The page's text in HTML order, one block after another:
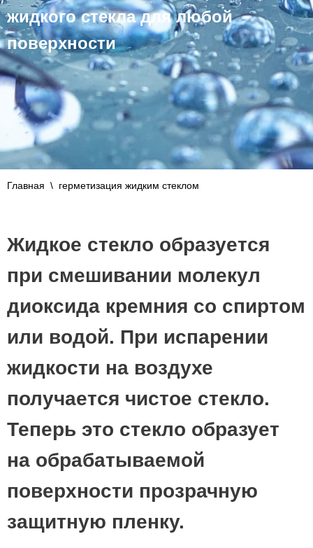
жидкого стекла для любой
поверхности
Главная \ герметизация жидким стеклом
Жидкое стекло образуется
при смешивании молекул
диоксида кремния со спиртом
или водой. При испарении
жидкости на воздухе
получается чистое стекло.
Теперь это стекло образует
на обрабатываемой
поверхности прозрачную
защитную пленку.